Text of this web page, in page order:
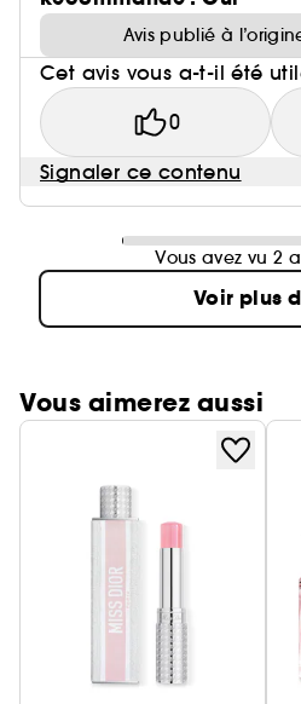
Avis publié à
Cet avis vous a-t-il été
0
Signaler ce contenu
Vous avez vu 2
Voir plus
Vous aimerez aussi